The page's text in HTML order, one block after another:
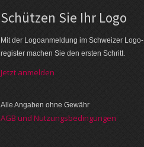
Schützen Sie Ihr Logo
Mit der Logo­an­meldung im Schweizer Logo­
register machen Sie den ersten Schritt.
Jetzt anmelden
Alle Angaben ohne Gewähr
AGB und Nutzungsbedingungen